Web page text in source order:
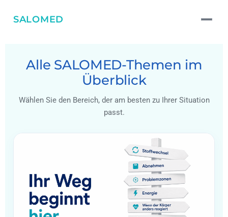
SALOMED
Alle SALOMED-Themen im
Überblick
Wählen Sie den Bereich, der am besten zu Ihrer Situation
passt.